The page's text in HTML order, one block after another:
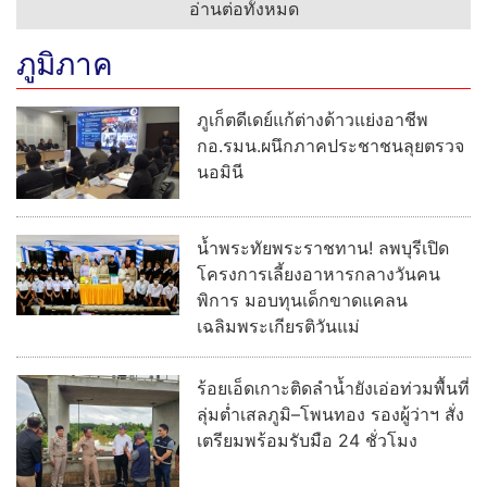
อ่านต่อทั้งหมด
ภูมิภาค
ภูเก็ตดีเดย์แก้ต่างด้าวแย่งอาชีพ
กอ.รมน.ผนึกภาคประชาชนลุยตรวจ
นอมินี
น้ำพระทัยพระราชทาน! ลพบุรีเปิด
โครงการเลี้ยงอาหารกลางวันคน
พิการ มอบทุนเด็กขาดแคลน
เฉลิมพระเกียรติวันแม่
ร้อยเอ็ดเกาะติดลำน้ำยังเอ่อท่วมพื้นที่
ลุ่มต่ำเสลภูมิ–โพนทอง รองผู้ว่าฯ สั่ง
เตรียมพร้อมรับมือ 24 ชั่วโมง